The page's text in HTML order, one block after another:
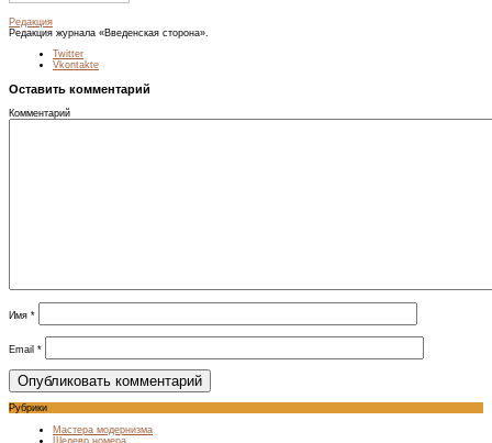
Редакция
Редакция журнала «Введенская сторона».
Twitter
Vkontakte
Оставить комментарий
Комментарий
Имя *
Email *
Рубрики
Мастера модернизма
Шедевр номера